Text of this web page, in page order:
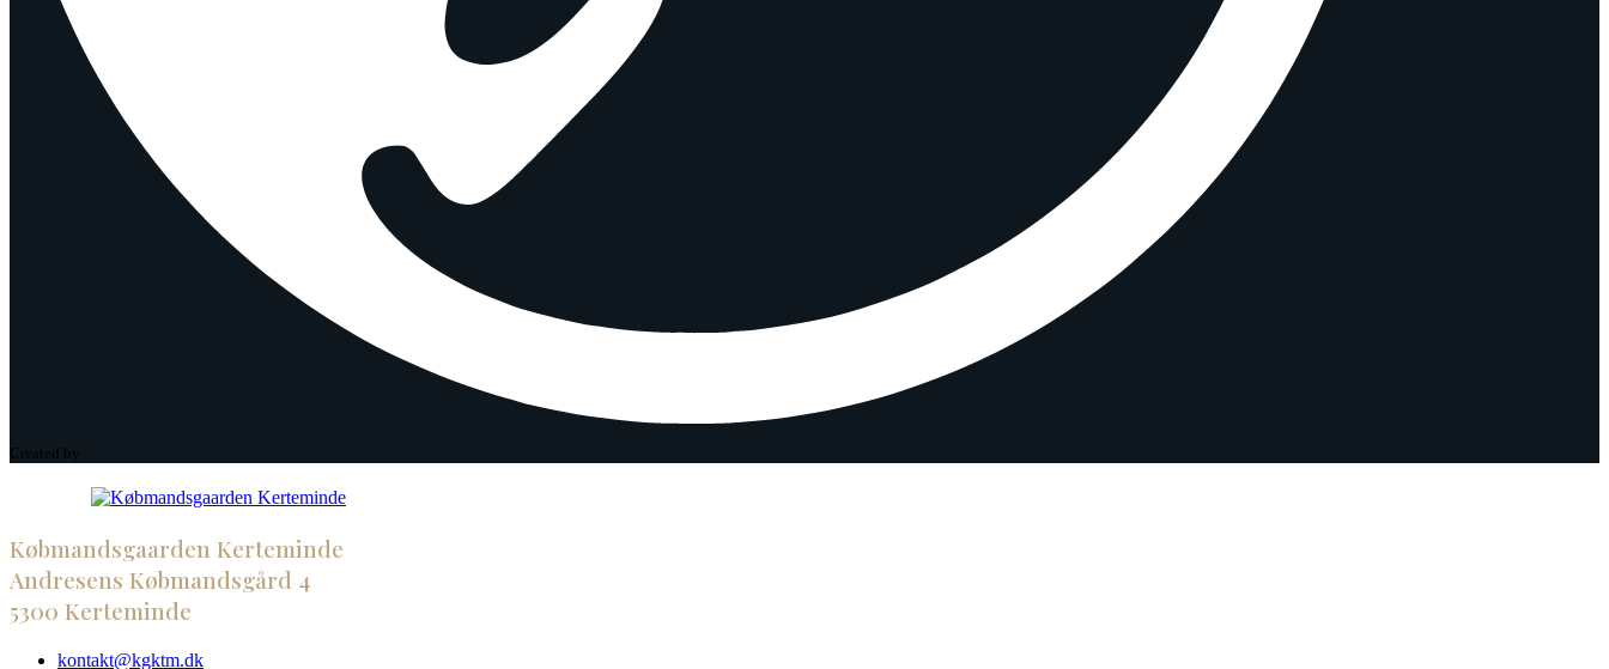
Created by
Købmandsgaarden Kerteminde
Andresens Købmandsgård 4
5300 Kerteminde
kontakt@kgktm.dk